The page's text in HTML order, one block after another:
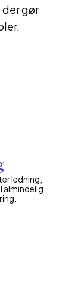
gør
ledning,
almindelig